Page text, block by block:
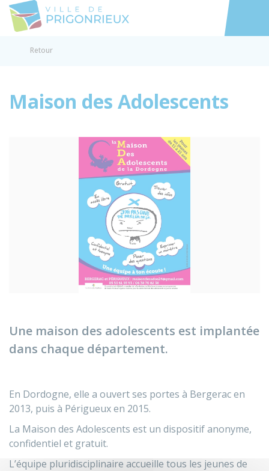
Accéder
Retour
Maison des Adolescents
Une maison des adolescents est implantée
dans chaque département.
En Dordogne, elle a ouvert ses portes à Bergerac en
2013, puis à Périgueux en 2015.
La Maison des Adolescents est un dispositif anonyme,
confidentiel et gratuit.
L’équipe pluridisciplinaire accueille tous les jeunes de